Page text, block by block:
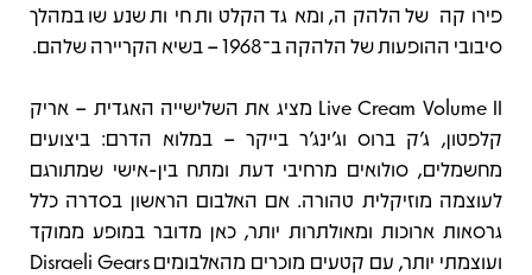
פירוקה של הלהקה, ומאגד הקלטות חיות שנעשו במהלך
סיבובי ההופעות של הלהקה ב־1968 – בשיא הקריירה שלהם.
Live Cream Volume II מציג את השלישייה האגדית – אריק
קלפטון, ג'ק ברוס וג’ינג’ר בייקר – במלוא הדרם: ביצועים
מחשמלים, סולואים מרחיבי דעת ומתח בין-אישי שמתורגם
לעוצמה מוזיקלית טהורה. אם האלבום הראשון בסדרה כלל
גרסאות ארוכות ומאולתרות יותר, כאן מדובר במופע ממוקד
ועוצמתי יותר, עם קטעים מוכרים מהאלבומים Disraeli Gears